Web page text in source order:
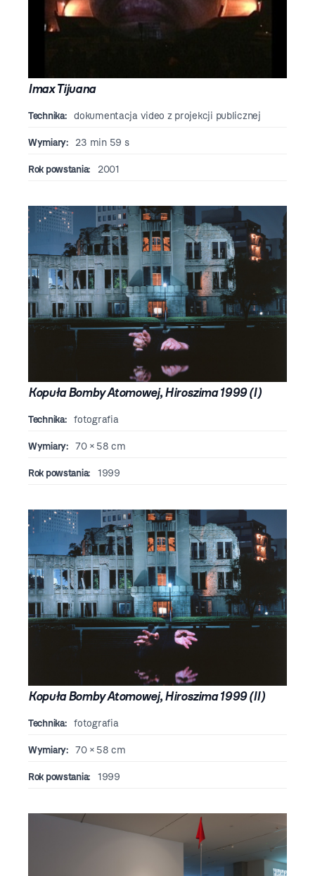
Imax Tijuana
Technika: dokumentacja video z projekcji publicznej
Wymiary: 23 min 59 s
Rok powstania: 2001
Kopuła Bomby Atomowej, Hiroszima 1999 (I)
Technika: fotografia
Wymiary: 70 × 58 cm
Rok powstania: 1999
Kopuła Bomby Atomowej, Hiroszima 1999 (II)
Technika: fotografia
Wymiary: 70 × 58 cm
Rok powstania: 1999